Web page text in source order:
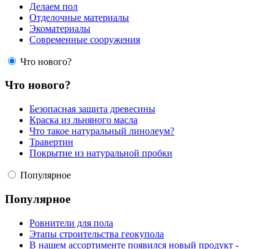
Делаем пол
Отделочные материалы
Экоматериалы
Современные сооружения
Что нового?
Что нового?
Безопасная защита древесины
Краска из льняного масла
Что такое натуральный линолеум?
Травертин
Покрытие из натуральной пробки
Популярное
Популярное
Ровнители для пола
Этапы строительства геокупола
В нашем ассортименте появился новый продукт -